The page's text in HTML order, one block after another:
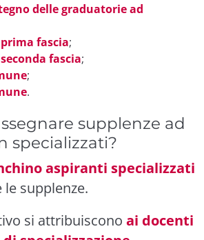
delle graduatorie ad
prima fascia;
fascia;
;
.
supplenze ad
specializzati?
aspiranti specializzati
le supplenze.
si attribuiscono ai docenti